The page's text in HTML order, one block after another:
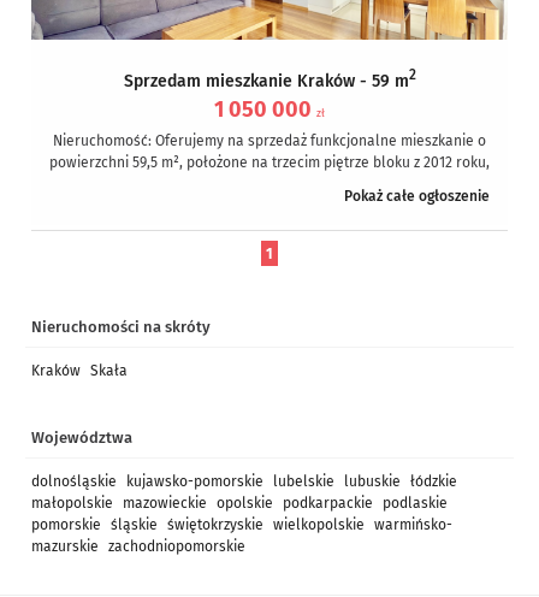
Sprzedam mieszkanie Kraków - 59 m2
1 050 000 zł
Nieruchomość: Oferujemy na sprzedaż funkcjonalne mieszkanie o
powierzchni 59,5 m², położone na trzecim piętrze bloku z 2012 roku,
Pokaż całe ogłoszenie
1
Nieruchomości na skróty
Kraków Skała
Województwa
dolnośląskie kujawsko-pomorskie lubelskie lubuskie
łódzkie
małopolskie
mazowieckie opolskie podkarpackie
podlaskie
pomorskie
śląskie świętokrzyskie wielkopolskie
warmińsko-
mazurskie
zachodniopomorskie